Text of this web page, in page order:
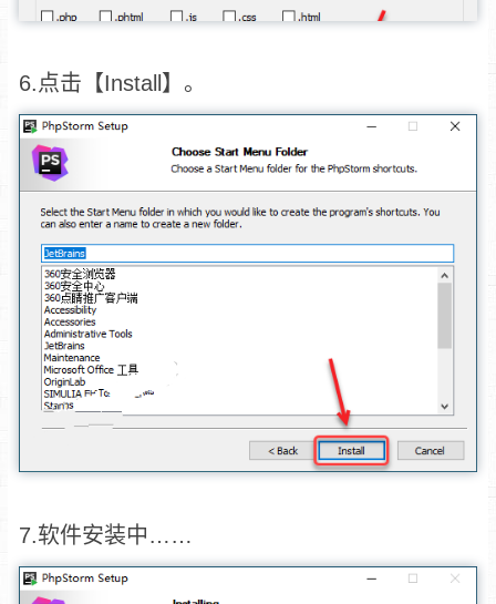
6.点击【Install】。
7.软件安装中……